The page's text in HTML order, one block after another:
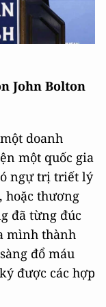
John Bolton
doanh
một quốc gia
ngự trị triết lý
hoặc thương
đã từng đúc
mình thành
đổ máu
được các hợp